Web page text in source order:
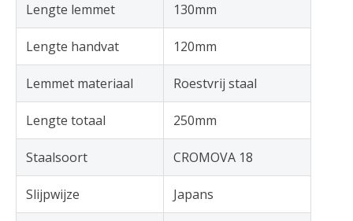
Lengte lemmet 130mm
Lengte handvat 120mm
Lemmet materiaal Roestvrij staal
Lengte totaal 250mm
Staalsoort CROMOVA 18
Slijpwijze Japans